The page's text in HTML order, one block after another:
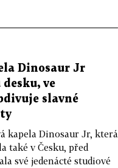
Dinosaur Jr
ve
slavné
kapela Dinosaur Jr, která
také v Česku, před
své jedenácté studiové